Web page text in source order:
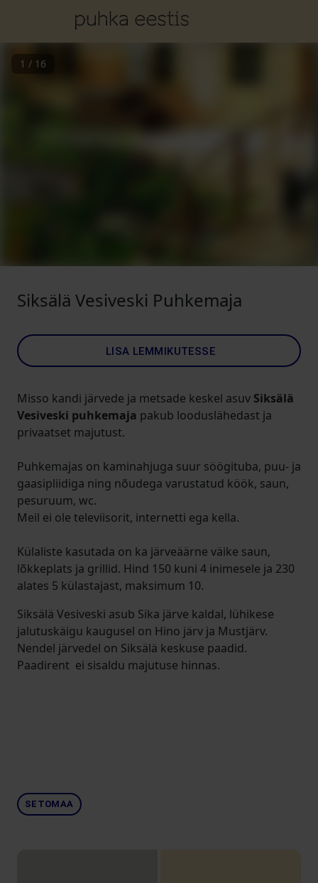
1 / 16
Siksälä Vesiveski Puhkemaja
LISA LEMMIKUTESSE
Misso kandi järvede ja metsade keskel asuv Siksälä
Vesiveski puhkemaja pakub looduslähedast ja
privaatset majutust.
Puhkemajas on kaminahjuga suur söögituba, puu- ja
gaasipliidiga ning nõudega varustatud köök, saun,
pesuruum, wc.
Meil ei ole televiisorit, internetti ega kella.
Külaliste kasutada on ka järveäärne väike saun,
lõkkeplats ja grillid. Hind 150 kuni 4 inimesele ja 230
alates 5 külastajast, maksimum 10.
Siksälä Vesiveski asub Sika järve kaldal, lühikese
jalutuskäigu kaugusel on Hino järv ja Mustjärv.
Nendel järvedel on Siksälä keskuse paadid.
Paadirent ei sisaldu majutuse hinnas.
SETOMAA